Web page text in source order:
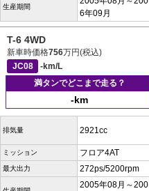
生産期間
6年09月
T-6 4WD
新車時価格756万円(税込)
JC08
-km/L
満タンでどこまで走る？
-km
排気量 2921cc
ミッション フロア4AT
最大出力 272ps/5200rpm
2005年08月～200